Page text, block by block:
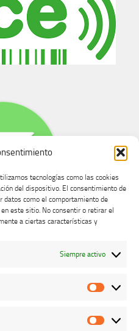
tecnologías como las cookies
del dispositivo. El consentimiento de
datos como el comportamiento de
este sitio. No consentir o retirar el
a ciertas características y
Siempre activo
y sugerencias